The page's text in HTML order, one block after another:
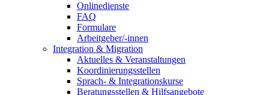
Onlinedienste
FAQ
Formulare
Arbeitgeber/-innen
Integration & Migration
Aktuelles & Veranstaltungen
Koordinierungsstellen
Sprach- & Integrationskurse
Beratungsstellen & Hilfsangebote